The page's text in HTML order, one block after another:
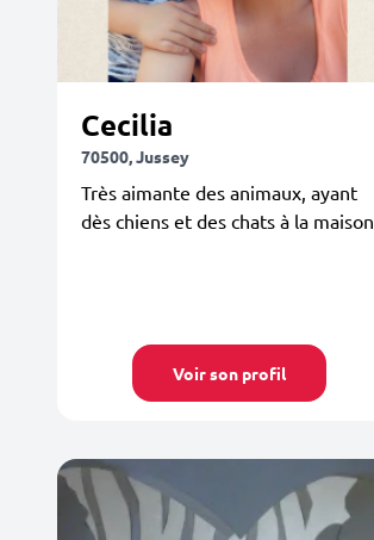
Cecilia
70500, Jussey
Très aimante des animaux, ayant
dès chiens et des chats à la maison
Voir son profil